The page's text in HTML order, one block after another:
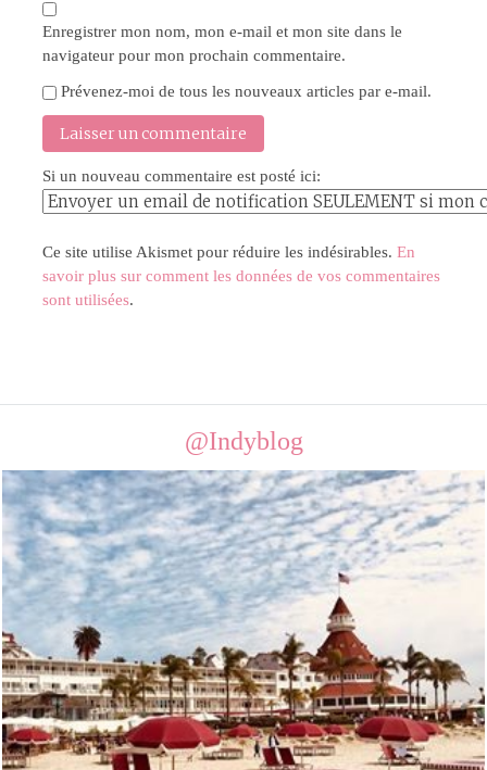
Enregistrer mon nom, mon e-mail et mon site dans le
navigateur pour mon prochain commentaire.
Prévenez-moi de tous les nouveaux articles par e-mail.
Si un nouveau commentaire est posté ici:
Ce site utilise Akismet pour réduire les indésirables. En
savoir plus sur comment les données de vos commentaires
sont utilisées.
@Indyblog